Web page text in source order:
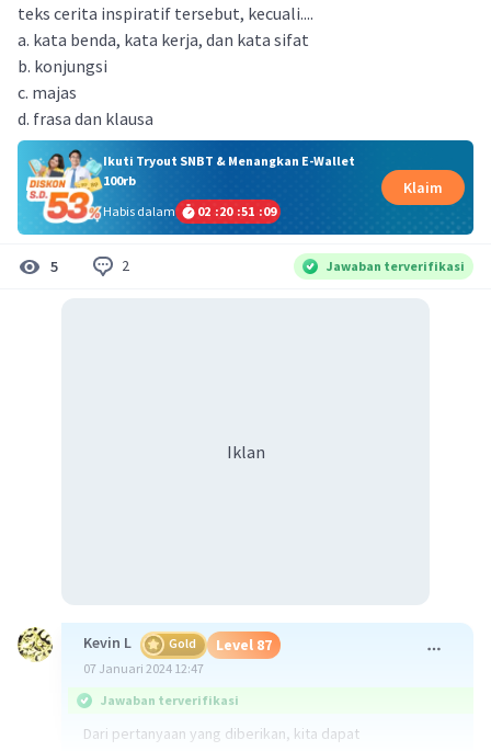
teks cerita inspiratif tersebut, kecuali....
a. kata benda, kata kerja, dan kata sifat
b. konjungsi
c. majas
d. frasa dan klausa
Ikuti Tryout SNBT & Menangkan E-Wallet
100rb
Habis dalam
02 :20 :51 :09
Klaim
5 2 Jawaban terverifikasi
Iklan
Kevin L Gold Level 87
07 Januari 2024 12:47
Jawaban terverifikasi
Dari pertanyaan yang diberikan, kita dapat